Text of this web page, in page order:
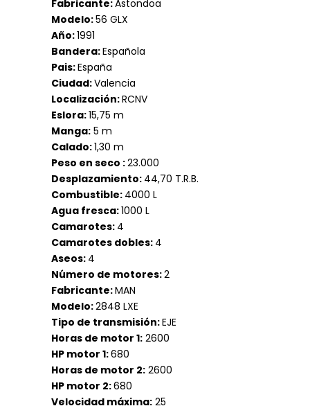
Fabricante:Astondoa
Modelo:56 GLX
Año:1991
Bandera:Española
Pais:España
Ciudad:Valencia
Localización:RCNV
Eslora:15,75 m
Manga: 5 m
Calado:1,30 m
Peso en seco :23.000
Desplazamiento: 44,70 T.R.B.
Combustible: 4000 L
Agua fresca:1000 L
Camarotes: 4
Camarotes dobles: 4
Aseos: 4
Número de motores:2
Fabricante:MAN
Modelo:2848 LXE
Tipo de transmisión:EJE
Horas de motor 1: 2600
HP motor 1:680
Horas de motor 2: 2600
HP motor 2:680
Velocidad máxima: 25